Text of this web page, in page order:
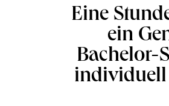
Eine
ein
Bachelor-
individuell